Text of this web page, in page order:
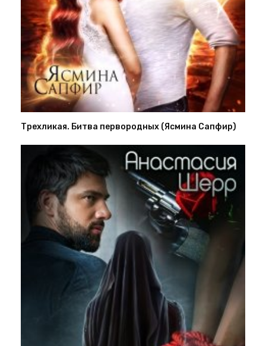
Трехликая. Битва первородных (Ясмина Сапфир)